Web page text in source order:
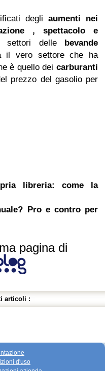
degli aumenti nei
, spettacolo e
settori delle bevande
il vero settore che ha
è quello dei carburanti
prezzo del gasolio per
libreria: come la
Pro e contro per
pagina di
articoli :
d'uso